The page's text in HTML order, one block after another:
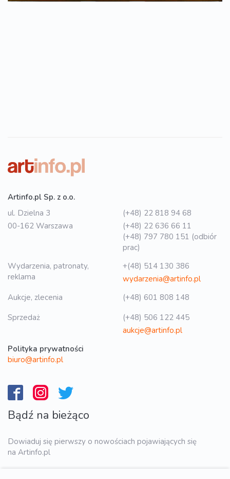
Artinfo.pl Sp. z o.o.
ul. Dzielna 3
00-162 Warszawa
(+48) 22 818 94 68
(+48) 22 636 66 11
(+48) 797 780 151 (odbiór
prac)
Wydarzenia, patronaty,
reklama
+(48) 514 130 386
wydarzenia@artinfo.pl
Aukcje, zlecenia
(+48) 601 808 148
Sprzedaż
(+48) 506 122 445
aukcje@artinfo.pl
Polityka prywatności
biuro@artinfo.pl
Bądź na bieżąco
Dowiaduj się pierwszy o nowościach pojawiających się
na Artinfo.pl